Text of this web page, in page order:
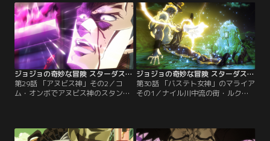
ドの襲撃を警戒する一行は、ポルナ
レフが無作為に選んだカフェに入る
ことに。だがそのカフェには「クヌ
ム」のスタンド使い・オインゴと、
「トト」のスタンド使い・ボインゴ
の兄弟が潜んでいた…。
道ばたに落ちていた一本の装飾刀を
拾う。周囲の人間が刀を抜こうとし
てもびくともしないが、チャカが抜
こうとすると妖しく光る刀身があら
わになった。すると、チャカの心に
不思議な声が響き…。
ジョジョの奇妙な冒険 スターダストクルセイダース エジプト編 第29話
第29話 「アヌビス神」その2／コ
ム・オンボでアヌビス神のスタンド
る。そのことで、チャカの持ってい
ジョジョの奇妙な冒険 スターダストクルセイダース エジプト編 第30話
第30話 「バステト女神」のマライア
その1／ナイル川中流の街・ルクソ
いた。不思議に思いながらも何気な